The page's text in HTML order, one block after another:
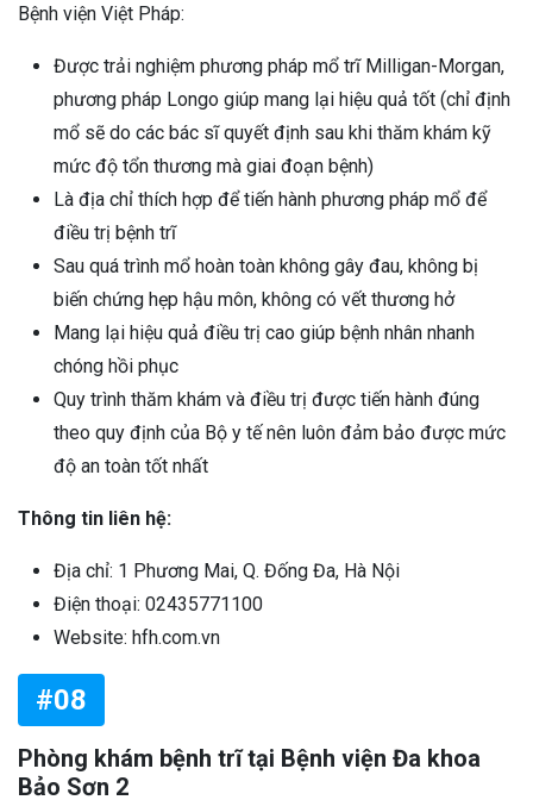
Bệnh viện Việt Pháp:
Được trải nghiệm phương pháp mổ trĩ Milligan-Morgan,
phương pháp Longo giúp mang lại hiệu quả tốt (chỉ định
mổ sẽ do các bác sĩ quyết định sau khi thăm khám kỹ
mức độ tổn thương mà giai đoạn bệnh)
Là địa chỉ thích hợp để tiến hành phương pháp mổ để
điều trị bệnh trĩ
Sau quá trình mổ hoàn toàn không gây đau, không bị
biến chứng hẹp hậu môn, không có vết thương hở
Mang lại hiệu quả điều trị cao giúp bệnh nhân nhanh
chóng hồi phục
Quy trình thăm khám và điều trị được tiến hành đúng
theo quy định của Bộ y tế nên luôn đảm bảo được mức
độ an toàn tốt nhất
Thông tin liên hệ:
Địa chỉ: 1 Phương Mai, Q. Đống Đa, Hà Nội
Điện thoại: 02435771100
Website: hfh.com.vn
#08
Phòng khám bệnh trĩ tại Bệnh viện Đa khoa
Bảo Sơn 2